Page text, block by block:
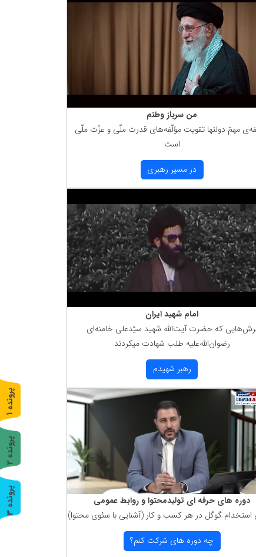
من سرباز وطنم
مهمّ دولتها تقویت مؤلّفه‌های قدرت ملّی و عزّت ملّی
است
در مسیر رهبری
امام شهید ایران
كه حضرت آیت‌الله شهید سیّدعلی خامنه‌ای
رضوان‌الله‌علیه طلب شهادت میكردند
رهبر شهیدم
دوره های حرفه ای تولیدمحتوا و روابط عمومی
استخدام گوگل در هر كسب و كار (آشنایی با سئوی محتوا)
چه دوره های شركت كنم؟
پ
ر
و
ن
د
ه
1
پ
ر
و
ن
د
ه
2
پ
ر
و
ن
د
ه
3